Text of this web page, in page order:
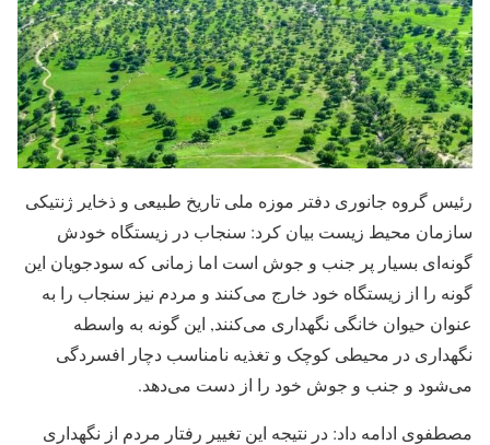
رئیس گروه جانوری دفتر موزه ملی تاریخ طبیعی و ذخایر ژنتیکی
سازمان محیط زیست بیان کرد: سنجاب در زیستگاه خودش
گونه‌ای بسیار پر جنب و جوش است اما زمانی که سودجویان این
گونه را از زیستگاه خود خارج می‌کنند و مردم نیز سنجاب را به
عنوان حیوان خانگی نگهداری می‌کنند, این گونه به واسطه
نگهداری در محیطی کوچک و تغذیه نامناسب دچار افسردگی
می‌شود و جنب و جوش خود را از دست می‌دهد.
مصطفوی ادامه داد: در نتیجه این تغییر رفتار مردم از نگهداری